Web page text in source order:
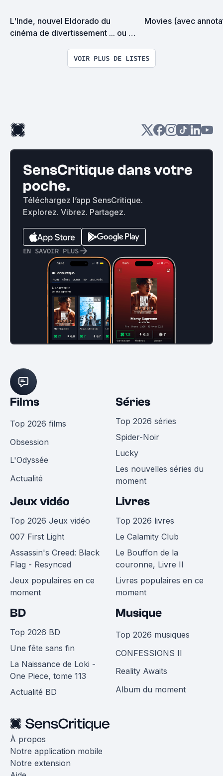
L'Inde, nouvel Eldorado du
cinéma de divertissement ... ou
Movies (avec
VOIR PLUS DE LISTES
SensCritique dans votre
poche.
Téléchargez l’app SensCritique.
Explorez. Vibrez. Partagez.
EN SAVOIR PLUS
Films
Top 2026 films
Obsession
L'Odyssée
Actualité
Séries
Top 2026 séries
Spider-Noir
Lucky
Les nouvelles séries du
moment
Jeux vidéo
Top 2026 Jeux vidéo
007 First Light
Assassin's Creed: Black
Flag - Resynced
Jeux populaires en ce
moment
Livres
Top 2026 livres
Le Calamity Club
Le Bouffon de la
couronne, Livre II
Livres populaires en ce
moment
BD
Top 2026 BD
Une fête sans fin
La Naissance de Loki -
One Piece, tome 113
Actualité BD
Musique
Top 2026 musiques
CONFESSIONS II
Reality Awaits
Album du moment
À propos
Notre application mobile
Notre extension